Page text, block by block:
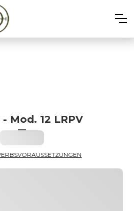
Mod. 12 LRPV
–